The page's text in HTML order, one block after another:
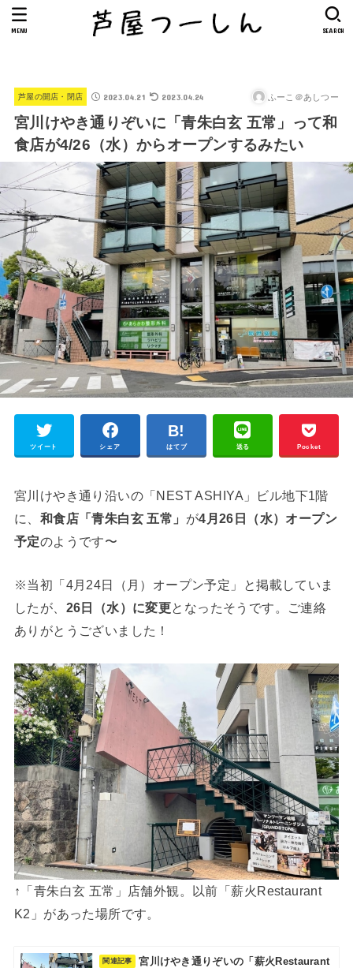
SEARCH
MENU
芦屋の開店・閉店 2023.04.21 2023.04.24 ふーこ＠あしつー
宮川けやき通りぞいに「青朱白玄 五常」って和
食店が4/26（水）からオープンするみたい
ツイート シェア はてブ 送る Pocket
宮川けやき通り沿いの「NEST ASHIYA」ビル地下1階
に、 和食店「青朱白玄 五常」 が4月26日（水）オープン
予定のようです〜
※当初「4月24日（月）オープン予定」と掲載していま
したが、 26日（水）に変更となったそうです。ご連絡
ありがとうございました！
↑「青朱白玄 五常」店舗外観。以前「薪火Restaurant
K2」があった場所です。
宮川けやき通りぞいの「薪火Restaurant